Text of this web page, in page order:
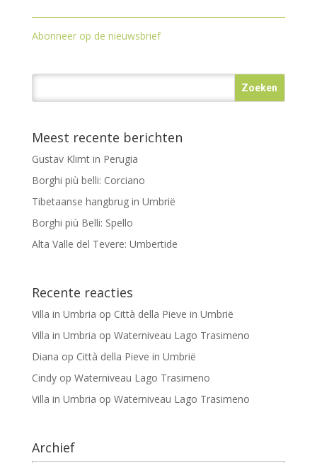
Abonneer op de nieuwsbrief
Meest recente berichten
Gustav Klimt in Perugia
Borghi più belli: Corciano
Tibetaanse hangbrug in Umbrië
Borghi più Belli: Spello
Alta Valle del Tevere: Umbertide
Recente reacties
Villa in Umbria op Città della Pieve in Umbrië
Villa in Umbria op Waterniveau Lago Trasimeno
Diana op Città della Pieve in Umbrië
Cindyop Waterniveau Lago Trasimeno
Villa in Umbria op Waterniveau Lago Trasimeno
Archief